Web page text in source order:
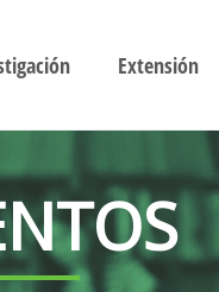
Extensión